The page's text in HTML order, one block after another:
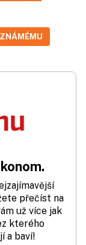
přečíst na
už více jak
kterého
a baví!